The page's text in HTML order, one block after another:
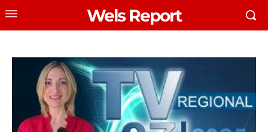
Wels Report